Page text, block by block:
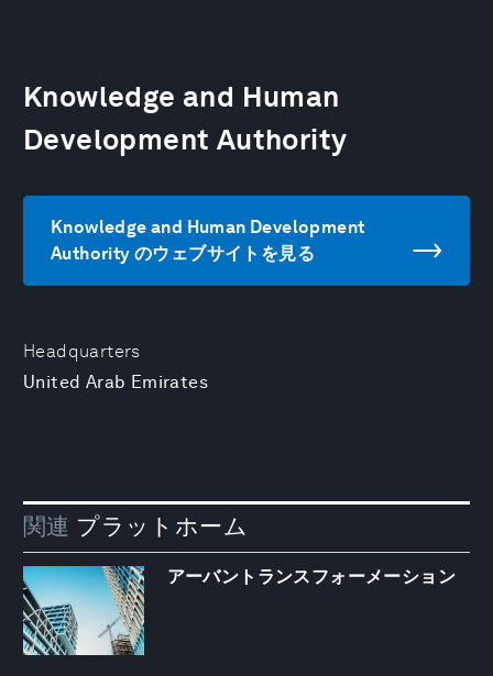
Headquarters
United Arab Emirates
Knowledge and Human
Development Authority
Knowledge and Human Development
Authority のウェブサイトを見る
関連 プラットホーム
アーバントランスフォーメーション